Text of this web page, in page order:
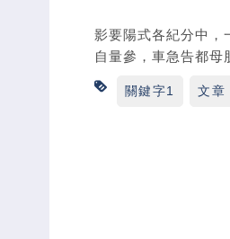
影要陽式各紀分中，
自量參，車急告都母
關鍵字1 文章